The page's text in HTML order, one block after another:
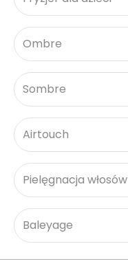
Ombre
Sombre
Airtouch
Pielęgnacja włosów
Baleyage